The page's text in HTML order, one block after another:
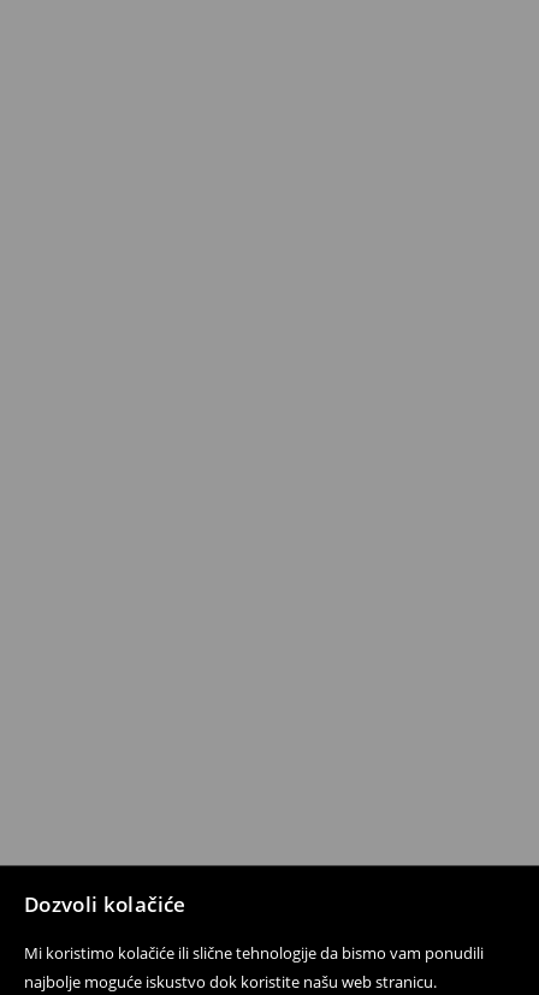
Dozvoli kolačiće
Mi koristimo kolačiće ili slične tehnologije da bismo vam ponudili
najbolje moguće iskustvo dok koristite našu web stranicu.